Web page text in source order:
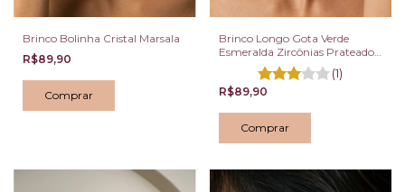
Brinco Bolinha Cristal Marsala
R$89,90
Brinco Longo Gota Verde
Esmeralda Zircônias Prateado
de Pressão
(1)
R$89,90